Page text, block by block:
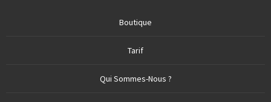
Boutique
Tarif
Qui Sommes-Nous ?